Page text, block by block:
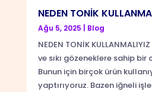
NEDEN TONİK
Ağu 5, 2025 Blog
NEDEN TONİK
ve sıkı gözeneklere sahip
Bunun için birçok ürün
yaptırıyoruz. Bazen iğneli